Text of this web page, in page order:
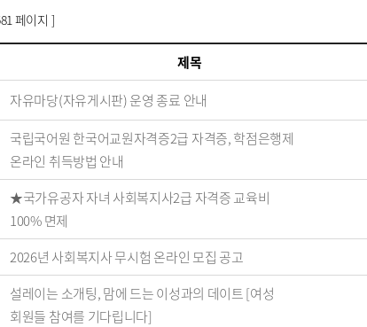
페이지 ]
제목
자유마당(자유게시판) 운영 종료 안내
국립국어원 한국어교원자격증2급 자격증, 학점은행제
온라인 취득방법 안내
★국가유공자 자녀 사회복지사2급 자격증 교육비
100% 면제
2026년 사회복지사 무시험 온라인 모집 공고
설레이는 소개팅, 맘에 드는 이성과의 데이트 [여성
회원들 참여를 기다립니다]